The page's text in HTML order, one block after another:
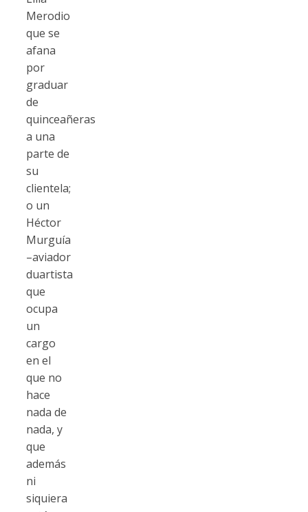
Merodio
que se
afana
por
graduar
de
quinceañeras
a una
parte de
su
clientela;
o un
Héctor
Murguía
–aviador
duartista
que
ocupa
un
cargo
en el
que no
hace
nada de
nada, y
que
además
ni
siquiera